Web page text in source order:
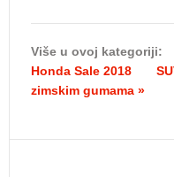
Više u ovoj kategoriji:
Honda Sale 2018
zimskim gumama »